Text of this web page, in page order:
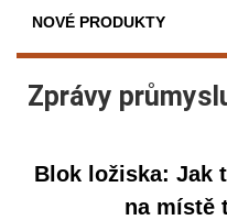
NOVÉ PRODUKTY
Zprávy
Blok ložiska: Jak
na místě